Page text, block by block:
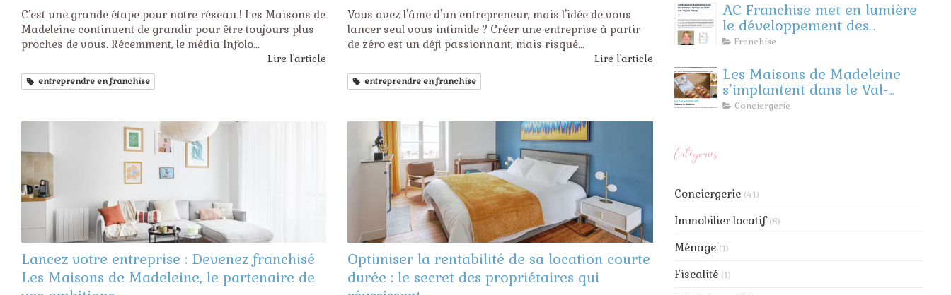
C’est une grande étape pour notre réseau ! Les Maisons de
Madeleine continuent de grandir pour être toujours plus
proches de vous. Récemment, le média Infolo...
Lire l'article
entreprendre en franchise
Vous avez l'âme d'un entrepreneur, mais l'idée de vous
lancer seul vous intimide ? Créer une entreprise à partir
de zéro est un défi passionnant, mais risqué...
Lire l'article
entreprendre en franchise
Lancez votre entreprise : Devenez franchisé
Les Maisons de Madeleine, le partenaire de
Optimiser la rentabilité de sa location courte
durée : le secret des propriétaires qui
AC Franchise met en lumière
le développement des
Maisons de Madeleine
Franchise
Les Maisons de Madeleine
s’implantent dans le Val-
d’Oise et les Yvelines !
Conciergerie
Catégories
Conciergerie (41)
Immobilier locatif (8)
Ménage (1)
Fiscalité (1)